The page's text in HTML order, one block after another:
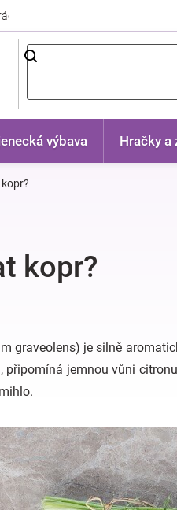
výbava Hračky a
kopr?
graveolens) je silně
připomíná jemnou vůni